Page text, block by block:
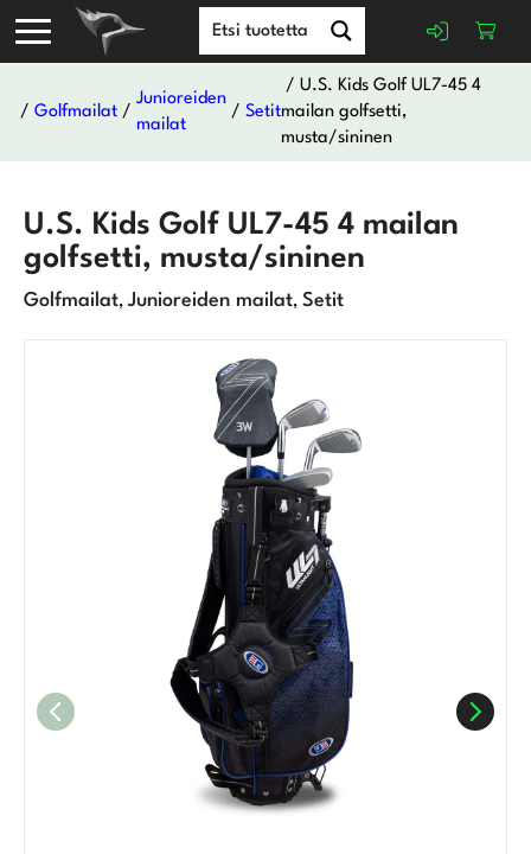
/Golfmailat /
Junioreiden
mailat
/Setit
/ U.S. Kids Golf UL7-45 4
mailan golfsetti,
musta/sininen
U.S. Kids Golf UL7-45 4 mailan
golfsetti, musta/sininen
Golfmailat, Junioreiden mailat, Setit